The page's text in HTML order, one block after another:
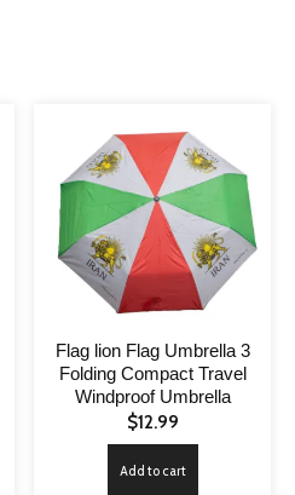
Flag lion Flag Umbrella 3
Folding Compact Travel
Windproof Umbrella
$12.99
Add to cart